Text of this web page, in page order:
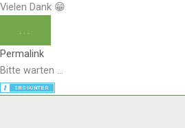
Vielen Dank 😁
...
Permalink
Bitte warten …